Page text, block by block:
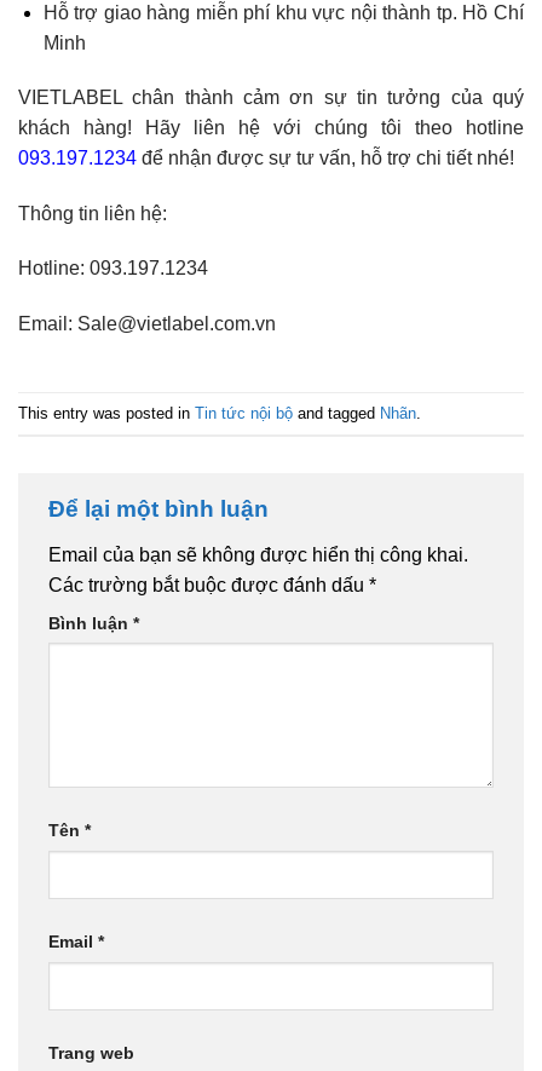
Hỗ trợ giao hàng miễn phí khu vực nội thành tp. Hồ Chí
Minh
VIETLABEL chân thành cảm ơn sự tin tưởng của quý
khách hàng! Hãy liên hệ với chúng tôi theo hotline
093.197.1234 để nhận được sự tư vấn, hỗ trợ chi tiết nhé!
Thông tin liên hệ:
Hotline: 093.197.1234
Email: Sale@vietlabel.com.vn
This entry was posted in Tin tức nội bộ and tagged Nhãn
Để lại một bình luận
Email của bạn sẽ không được hiển thị công khai.
Các trường bắt buộc được đánh dấu *
Bình luận *
Tên *
Email *
Trang web